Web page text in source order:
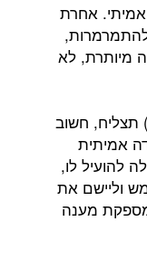
אמיתי. אחרת
להתמרמרות,
מיותרת, לא
תצליח, חשוב
אמיתית
להועיל לו,
וליישם את
מענה